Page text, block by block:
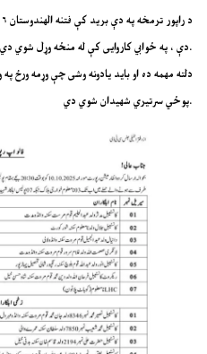
دې ، په ځوابي کاروایی کې له منځه وړل شوي دي.
پوځي سرتیري شهیدان شوي دي.